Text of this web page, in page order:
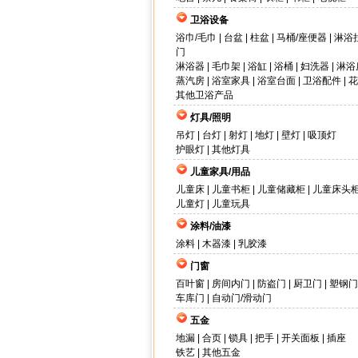
卫浴设备
浴巾/毛巾
台盆| 柱盆| 马桶/座便器| 淋浴
门
淋浴器| 毛巾架| 浴缸| 浴桶| 妇洗器| 淋浴
蒸汽房| 浴室家具| 浴室台面| 卫浴配件|
其他卫浴产品
灯具/照明
吊灯| 台灯| 射灯| 地灯| 壁灯| 吸顶灯
护眼灯| 其他灯具
儿童家具/用品
儿童床| 儿童书柜| 儿童储藏柜|
儿童床头
儿童灯|
儿童玩具
涂料/油漆
涂料| 木器漆| 乳胶漆
门窗
百叶窗| 房间内门 防盗门 厨卫门
塑钢
车库门
自动门/滑动门
五金
地漏| 合页| 锁具| 把手| 开关面板
插座
铁艺| 其他五金